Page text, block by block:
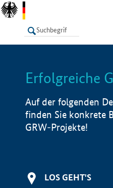
LISTE
Erfolgreiche
Auf der folgenden
finden Sie konkrete
GRW-Projekte!
LOS GEHT'S